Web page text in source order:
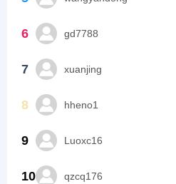
6 gd7788
7 xuanjing
8 hheno1
9 Luoxc16
10 qzcq176